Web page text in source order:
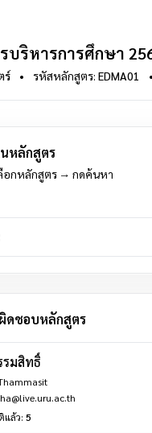
บริหารการศึกษา
ร์ • รหัสหลักสูตร: EDMA01 •
หลักสูตร
อกหลักสูตร → กดค้นหา
ดชอบหลักสูตร
มสิทธิ์
แล้ว: 5